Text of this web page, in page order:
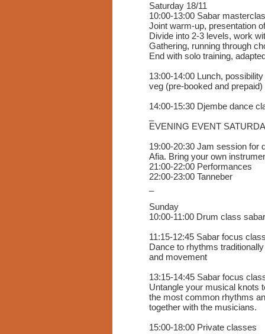
Saturday 18/11
10:00-13:00 Sabar
Joint warm-up, presentation
Divide into 2-3 levels, work
Gathering, running through
End with solo training,
13:00-14:00 Lunch,
veg (pre-booked and prepaid)
14:00-15:30 Djembe dance
EVENING EVENT
19:00-20:30 Jam session for
Afia. Bring your own
21:00-22:00 Performances
22:00-23:00 Tanneber
Sunday
10:00-11:00 Drum class sabar
11:15-12:45 Sabar focus
Dance to rhythms
and movement
13:15-14:45 Sabar focus
Untangle your musical knots
the most common rhythms
together with the musicians.
15:00-18:00 Private classes